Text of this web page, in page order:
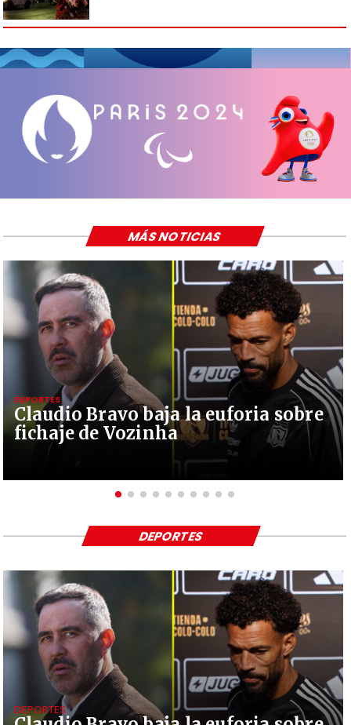
Claudio Bravo baja la euforia sobre
fichaje de Vozinha
DEPORTES
MÁS NOTICIAS
DEPORTES
DEPORTES